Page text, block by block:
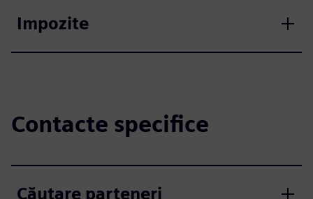
Impozite
Contacte specifice
Căutare parteneri